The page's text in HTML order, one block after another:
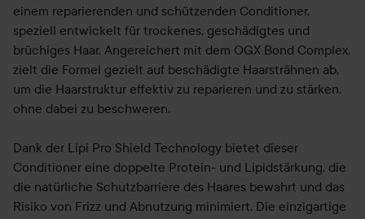
einem reparierenden und schützenden Conditioner,
speziell entwickelt für trockenes, geschädigtes und
brüchiges Haar. Angereichert mit dem OGX Bond Complex,
zielt die Formel gezielt auf beschädigte Haarsträhnen ab,
um die Haarstruktur effektiv zu reparieren und zu stärken,
ohne dabei zu beschweren.
Dank der Lipi Pro Shield Technology bietet dieser
Conditioner eine doppelte Protein- und Lipidstärkung, die
die natürliche Schutzbarriere des Haares bewahrt und das
Risiko von Frizz und Abnutzung minimiert. Die einzigartige